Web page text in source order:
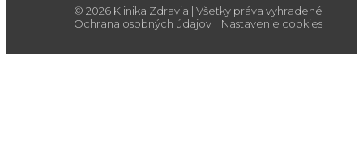
© 2026 Klinika Zdravia | Všetky práva vyhradené
Ochrana osobných údajov
Nastavenie cookies